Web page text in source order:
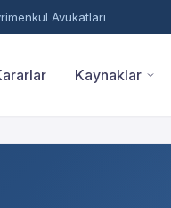
Avukatları
Kaynaklar